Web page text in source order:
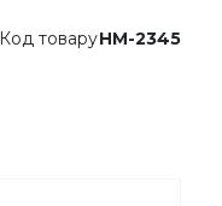
Код товаруHM-2345